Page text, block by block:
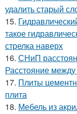
удалить старый
15.
такое
стрелка наверх
16. СНиП
Расстояние
17. Плиты
плита
18. Мебель из